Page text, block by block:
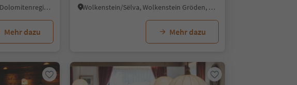
Obereggen, Deutschnofen, Dolomitenregion Eggental
Mehr dazu
Wolkenstein/Sëlva, Wolkenstein Gröden, Dolomitenregion Gröden
Mehr dazu